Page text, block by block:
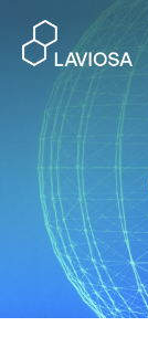
content